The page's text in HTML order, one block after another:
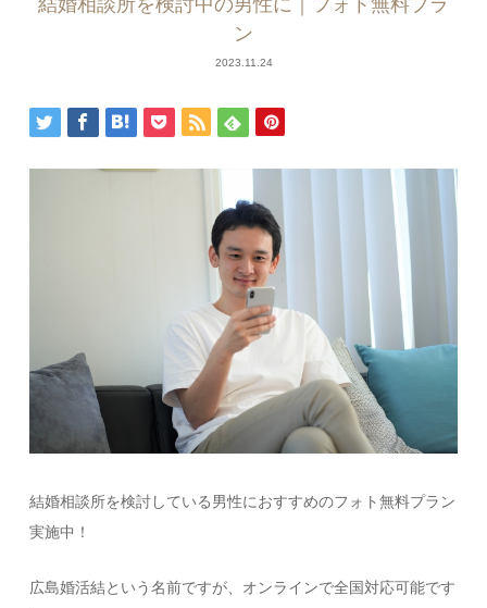
結婚相談所を検討中の男性に｜フォト無料プラ
ン
2023.11.24
結婚相談所を検討している男性におすすめのフォト無料プラン
実施中！
広島婚活結という名前ですが、オンラインで全国対応可能です